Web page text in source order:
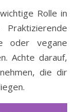
Rolle in
oder vegane
Achte darauf,
die dir